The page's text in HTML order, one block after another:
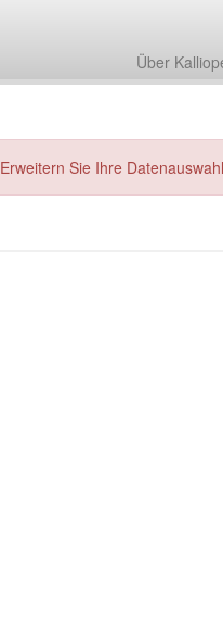
Über
Erweitern Sie Ihre